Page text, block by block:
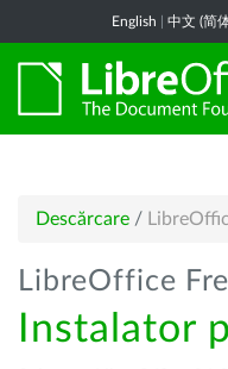
English 中文 (简
Descărcare /
LibreOffice
Instalator